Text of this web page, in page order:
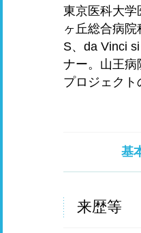
東京医科大学
ヶ丘総合病
S、da Vinci
ナー。山王病
プロジェクト
基
来歴等